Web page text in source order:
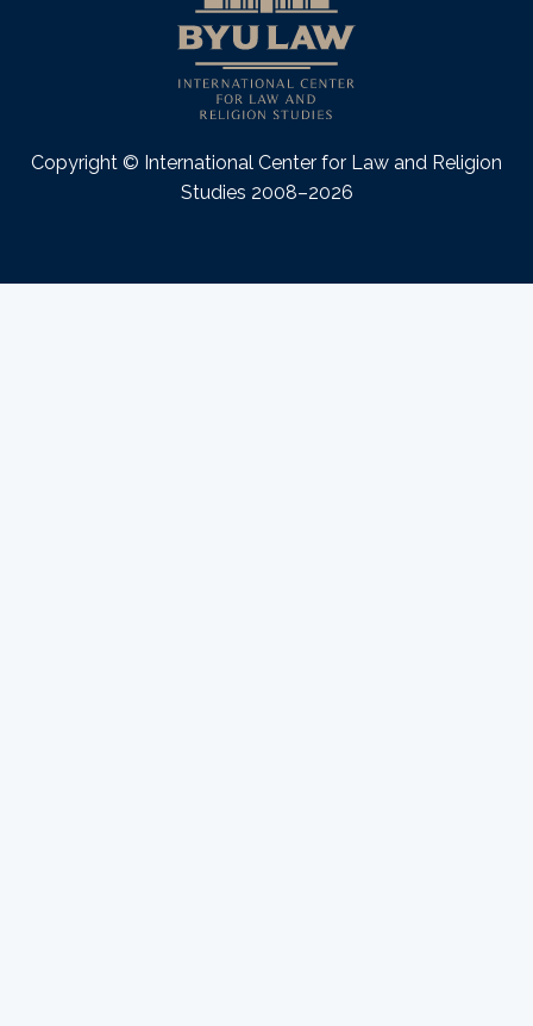
Copyright © International Center for Law and Religion
Studies 2008–2026